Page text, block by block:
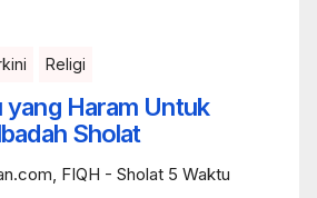
Religi
Haram Untuk
Sholat
FIQH - Sholat 5 Waktu